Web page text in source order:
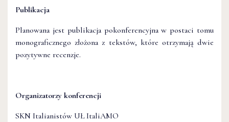
Publikacja
Planowana jest publikacja pokonferencyjna w postaci tomu
monograficznego złożona z tekstów, które otrzymają dwie
pozytywne recenzje.
Organizatorzy konferencji
SKN Italianistów UŁ ItaliAMO